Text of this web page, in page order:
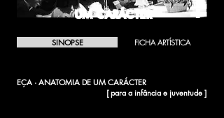
SINOPSE FICHA ARTÍSTICA
UM CARÁCTER
EÇA · ANATOMIA DE UM CARÁCTER
[ para a infância e juventude ]